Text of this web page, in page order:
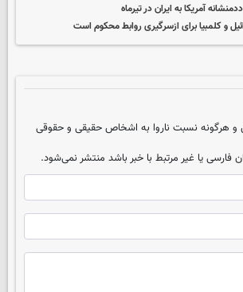
و کلمبیا برای ازسرگیری روابط محکوم است
و هرگونه نسبت ناروا به اشخاص حقیقی و حقوقی
فارسی یا غیر مرتبط با خبر باشد منتشر نمی‌شود.